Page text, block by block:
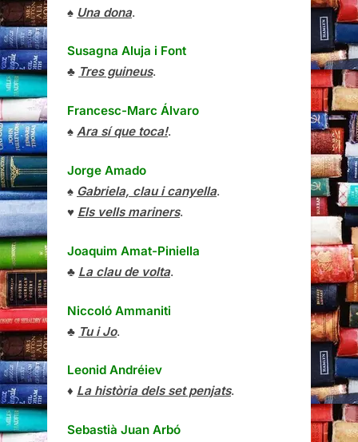
♠ Una dona.
Susagna Aluja i Font
♣ Tres guineus.
Francesc-Marc Álvaro
♠ Ara sí que toca!.
Jorge Amado
♠ Gabriela, clau i canyella.
♥ Els vells mariners.
Joaquim Amat-Piniella
♣ La clau de volta.
Niccoló Ammaniti
♣ Tu i Jo.
Leonid Andréiev
♦ La història dels set penjats.
Sebastià Juan Arbó